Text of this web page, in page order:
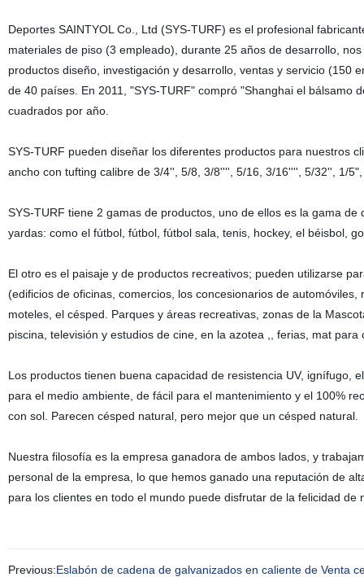
Deportes SAINTYOL Co., Ltd (SYS-TURF) es el profesional
materiales de piso (3 empleado), durante 25 años de desarrollo,
productos diseño, investigación y desarrollo, ventas y servicio (150
de 40 países. En 2011, "SYS-TURF" compró "Shanghai el bálsamo
cuadrados por año.
SYS-TURF pueden diseñar los diferentes productos para nuestros
ancho con tufting calibre de 3/4'', 5/8, 3/8'''', 5/16, 3/16'''', 5/32'', 1/
SYS-TURF tiene 2 gamas de productos, uno de ellos es la gama
yardas: como el fútbol, fútbol, fútbol sala, tenis, hockey, el béisbol,
El otro es el paisaje y de productos recreativos; pueden utilizarse
(edificios de oficinas, comercios, los concesionarios de
moteles, el césped. Parques y áreas recreativas, zonas de la
piscina, televisión y estudios de cine, en la azotea ,, ferias, mat
Los productos tienen buena capacidad de resistencia UV, ignífugo,
para el medio ambiente, de fácil para el mantenimiento y el 100%
con sol. Parecen césped natural, pero mejor que un césped natural.
Nuestra filosofía es la empresa ganadora de ambos lados, y
personal de la empresa, lo que hemos ganado una reputación de
para los clientes en todo el mundo puede disfrutar de la felicidad de
Previous:Eslabón de cadena de galvanizados en caliente de Venta